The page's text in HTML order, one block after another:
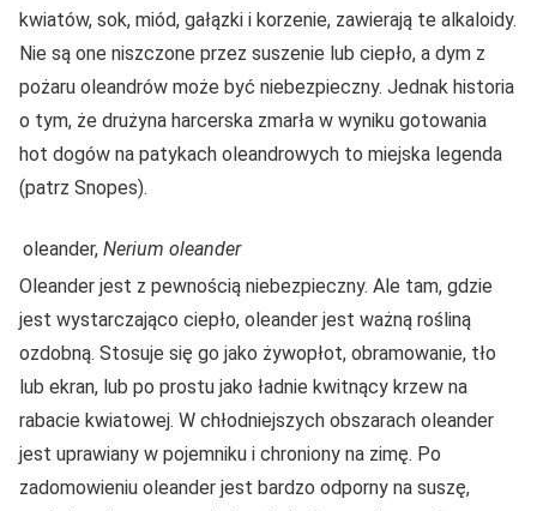
kwiatów, sok, miód, gałązki i korzenie, zawierają te alkaloidy.
Nie są one niszczone przez suszenie lub ciepło, a dym z
pożaru oleandrów może być niebezpieczny. Jednak historia
o tym, że drużyna harcerska zmarła w wyniku gotowania
hot dogów na patykach oleandrowych to miejska legenda
(patrz Snopes).
oleander, Nerium oleander
Oleander jest z pewnością niebezpieczny. Ale tam, gdzie
jest wystarczająco ciepło, oleander jest ważną rośliną
ozdobną. Stosuje się go jako żywopłot, obramowanie, tło
lub ekran, lub po prostu jako ładnie kwitnący krzew na
rabacie kwiatowej. W chłodniejszych obszarach oleander
jest uprawiany w pojemniku i chroniony na zimę. Po
zadomowieniu oleander jest bardzo odporny na suszę,